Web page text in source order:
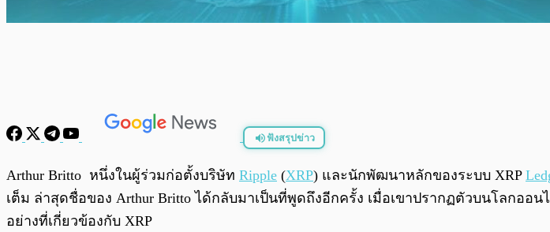
ฟังสรุปข่าว
พร้อมเล่น
Arthur Britto หนึ่งในผู้ร่วมก่อตั้งบริษัท Ripple (XRP) และนักพัฒนาหลักของระบบ XRP
เต็ม ล่าสุดชื่อของ Arthur Britto ได้กลับมาเป็นที่พูดถึงอีกครั้ง เมื่อเขาปรากฏตัวบนโลกอ
อย่างที่เกี่ยวข้องกับ XRP